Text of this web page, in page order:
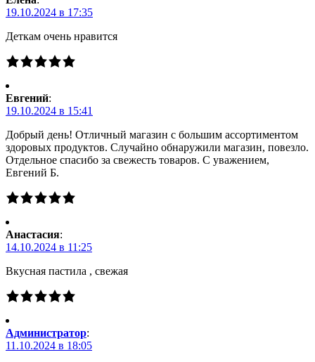
19.10.2024 в 17:35
Деткам очень нравится
Евгений:
19.10.2024 в 15:41
Добрый день! Отличный магазин с большим ассортиментом
здоровых продуктов. Случайно обнаружили магазин, повезло.
Отдельное спасибо за свежесть товаров. С уважением,
Евгений Б.
Анастасия:
14.10.2024 в 11:25
Вкусная пастила , свежая
Администратор:
11.10.2024 в 18:05